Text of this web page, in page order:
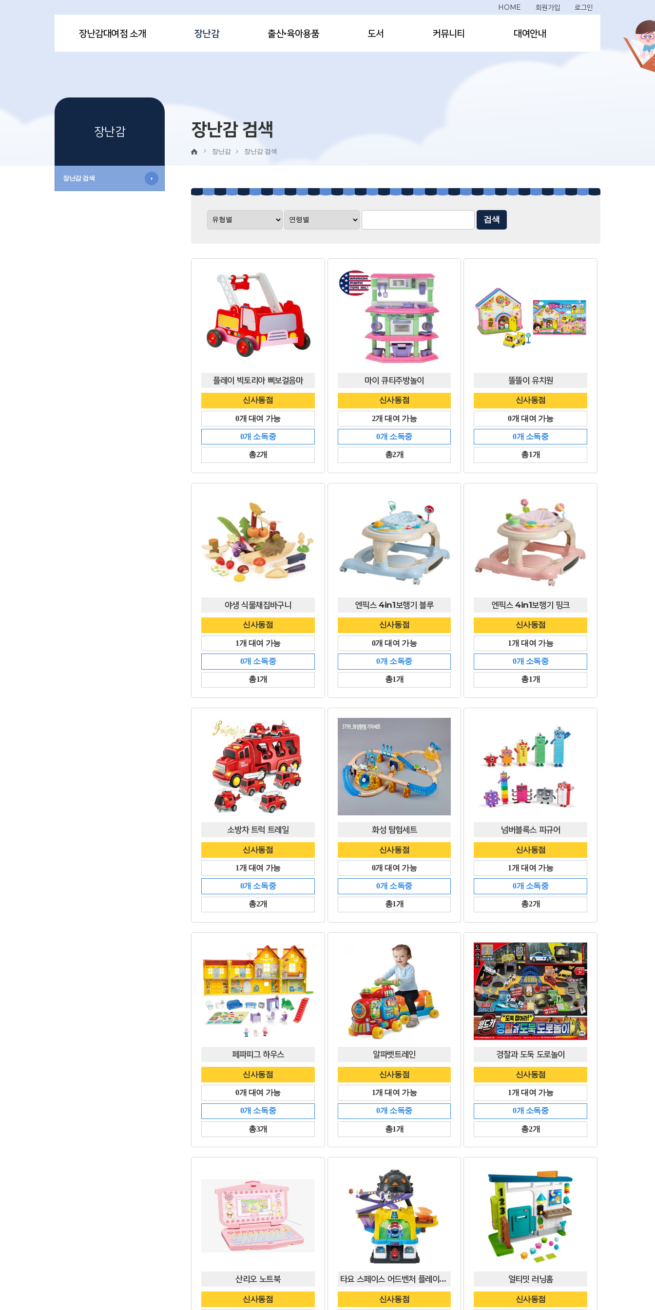
HOME 회원가입 로그인
장난감대여점 소개 장난감 출산·육아용품 도서 커뮤니티 대여안내
장난감
장난감 검색
장난감 검색
장난감 장난감 검색
플레이 빅토리아 삐보걸음마
신사동점
0개 대여 가능
0개 소독중
총2개
마이 큐티주방놀이
신사동점
2개 대여 가능
0개 소독중
총2개
똘똘이 유치원
신사동점
0개 대여 가능
0개 소독중
총1개
야생 식물채집바구니
신사동점
1개 대여 가능
0개 소독중
총1개
엔픽스 4in1보행기 블루
신사동점
0개 대여 가능
0개 소독중
총1개
엔픽스 4in1보행기 핑크
신사동점
1개 대여 가능
0개 소독중
총1개
소방차 트럭 트레일
신사동점
1개 대여 가능
0개 소독중
총2개
화성 탐험세트
신사동점
0개 대여 가능
0개 소독중
총1개
넘버블록스 피규어
신사동점
1개 대여 가능
0개 소독중
총2개
페파피그 하우스
신사동점
0개 대여 가능
0개 소독중
총3개
알파벳트레인
신사동점
1개 대여 가능
0개 소독중
총1개
경찰과 도둑 도로놀이
신사동점
1개 대여 가능
0개 소독중
총2개
산리오 노트북
신사동점
타요 스페이스 어드벤처 플레이세트
신사동점
얼티밋 러닝홈
신사동점